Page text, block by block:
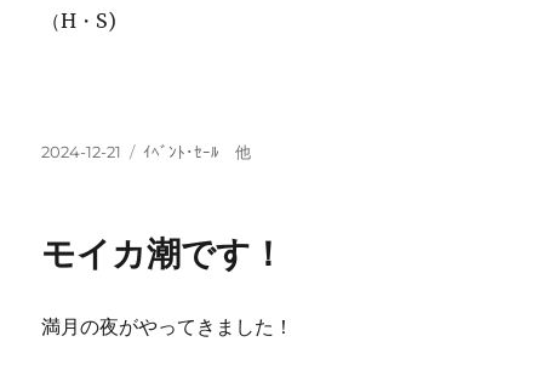
（H・S)
投
2024-12-21
カ
ー
ｲﾍﾞﾝﾄ･ｾｰﾙ 他
モイカ潮です！
満月の夜がやってきました！